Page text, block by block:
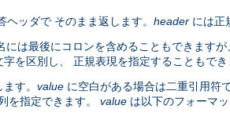
ッダで そのまま返します。 header には正
には最後にコロンを含めることもできますが
を区別し、 正規表現を指定することもでき
す。 value に空白がある場合は二重引用符
を指定できます。 value は以下のフォーマ